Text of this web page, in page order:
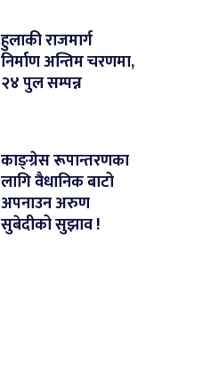
हुलाकी राजमार्ग
निर्माण अन्तिम चरणमा,
२४ पुल सम्पन्न
काङ्ग्रेस रूपान्तरणका
लागि वैधानिक बाटो
अपनाउन अरुण
सुबेदीको सुझाव !